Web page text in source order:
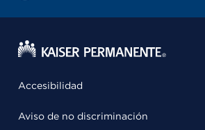
Accesibilidad
Aviso de no discriminación